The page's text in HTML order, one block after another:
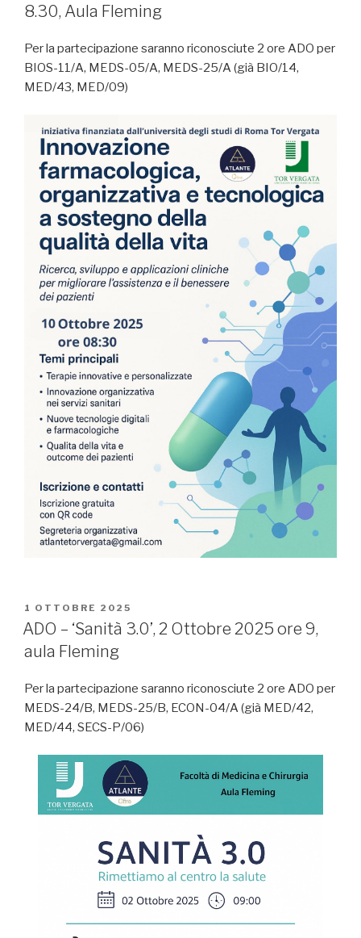
8.30, Aula Fleming
Per la partecipazione saranno riconosciute 2 ore ADO per
BIOS-11/A, MEDS-05/A, MEDS-25/A (già BIO/14,
MED/43, MED/09)
PUBBLICATO
IL
1 OTTOBRE 2025
ADO – ‘Sanità 3.0’, 2 Ottobre 2025 ore 9,
aula Fleming
Per la partecipazione saranno riconosciute 2 ore ADO per
MEDS-24/B, MEDS-25/B, ECON-04/A (già MED/42,
MED/44, SECS-P/06)